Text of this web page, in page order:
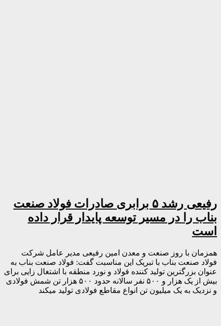
رفیعی رشد ۵ برابری صادرات فولاد صنعت
بناب را در مسیر توسعه پایدار قرار داده
است
همزمان با روز صنعت و معدن امین رفیعی مدیر عامل شرکت
فولاد صنعت بناب با تبریک این مناسبت گفت: فولاد صنعت بناب به
عنوان بزرگترین تولید کننده فولاد و نورد منطقه با اشتغال زایی برای
بیش از یک هزار و ۵۰۰ نفر سالانه حدود ۵۰۰ هزار تن شمش فولادی
و نزدیک به یک میلیون تن انواع مقاطع فولادی تولید میکند